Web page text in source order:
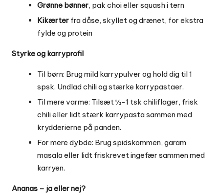
Grønne bønner, pak choi eller squash i tern
Kikærter fra dåse, skyllet og drænet, for ekstra
fylde og protein
Styrke og karryprofil
Til børn: Brug mild karrypulver og hold dig til 1
spsk. Undlad chili og stærke karrypastaer.
Til mere varme: Tilsæt ½-1 tsk chiliflager, frisk
chili eller lidt stærk karrypasta sammen med
krydderierne på panden.
For mere dybde: Brug spidskommen, garam
masala eller lidt friskrevet ingefær sammen med
karryen.
Ananas – ja eller nej?